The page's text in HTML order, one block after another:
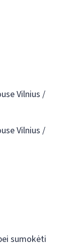
Vilnius /
Vilnius /
sumokėti